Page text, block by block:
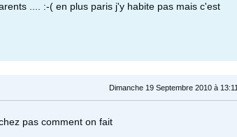
.... :-( en plus paris j'y habite pas mais c'est
Dimanche 19 Septembre 2010 à 13:11
pas comment on fait